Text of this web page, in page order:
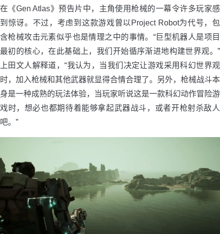
在《Gen Atlas》预告片中，主角使用枪械的一幕令许多玩家感
到惊讶。不过，考虑到这款游戏曾以Project Robot为代号，包
含枪械攻击元素似乎也是情理之中的事情。“巨型机器人是项目
最初的核心，在此基础上，我们开始循序渐进地构建世界观。”
上田文人解释道，“我认为，当我们决定让游戏采用科幻世界观
时，加入枪械和其他武器就显得合情合理了。另外，枪械战斗本
身是一种成熟的玩法体验，当玩家听说这是一款科幻动作冒险游
戏时，想必也都期待着能够拿起武器战斗，或者开枪射杀敌人
吧。”